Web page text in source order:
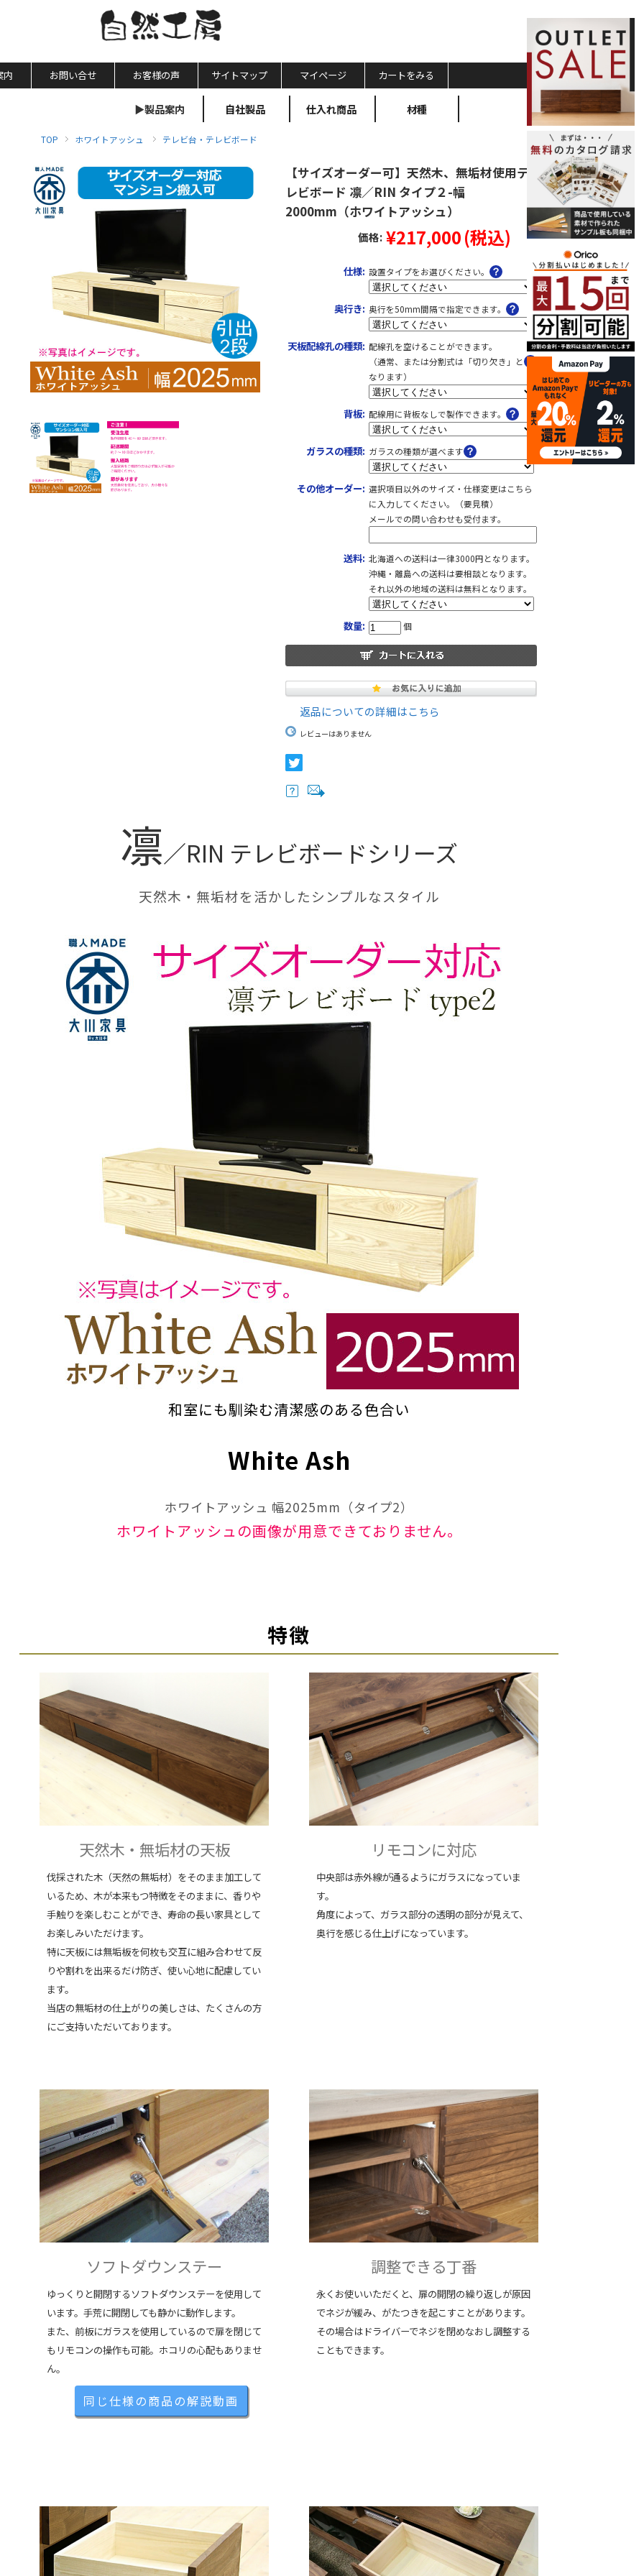
内 お問い合せ お客様の声 サイトマップ マイページ カートをみる
▶製品案内 自社製品 仕入れ商品 材種
TOP ホワイトアッシュ テレビ台・テレビボード
【サイズオーダー可】天然木、無垢材使用テ
レビボード 凛／RIN タイプ２-幅
2000mm（ホワイトアッシュ）
価格: ¥217,000(税込)
仕様: 設置タイプをお選びください。
奥行き: 奥行を50mm間隔で指定できます。
天板配線孔の種類: 配線孔を空けることができます。
（通常、または分割式は「切り欠き」と
なります）
背板: 配線用に背板なしで製作できます。
ガラスの種類: ガラスの種類が選べます
その他オーダー: 選択項目以外のサイズ・仕様変更はこちら
に入力してください。（要見積）
メールでの問い合わせも受付ます。
送料: 北海道への送料は一律3000円となります。
沖縄・離島への送料は要相談となります。
それ以外の地域の送料は無料となります。
数量: 個
返品についての詳細はこちら
レビューはありません
凛／RIN テレビボードシリーズ
天然木・無垢材を活かしたシンプルなスタイル
和室にも馴染む清潔感のある色合い
White Ash
ホワイトアッシュ 幅2025mm（タイプ2）
ホワイトアッシュの画像が用意できておりません。
特徴
天然木・無垢材の天板
伐採された木（天然の無垢材）をそのまま加工して
いるため、木が本来もつ特徴をそのままに、香りや
手触りを楽しむことができ、寿命の長い家具として
お楽しみいただけます。
特に天板には無垢板を何枚も交互に組み合わせて反
りや割れを出来るだけ防ぎ、使い心地に配慮してい
ます。
当店の無垢材の仕上がりの美しさは、たくさんの方
にご支持いただいております。
リモコンに対応
中央部は赤外線が通るようにガラスになっていま
す。
角度によって、ガラス部分の透明の部分が見えて、
奥行を感じる仕上げになっています。
ソフトダウンステー
ゆっくりと開閉するソフトダウンステーを使用して
います。手荒に開閉しても静かに動作します。
また、前板にガラスを使用しているので扉を閉じて
もリモコンの操作も可能。ホコリの心配もありませ
ん。
同じ仕様の商品の解説動画
調整できる丁番
永くお使いいただくと、扉の開閉の繰り返しが原因
でネジが緩み、がたつきを起こすことがあります。
その場合はドライバーでネジを閉めなおし調整する
こともできます。